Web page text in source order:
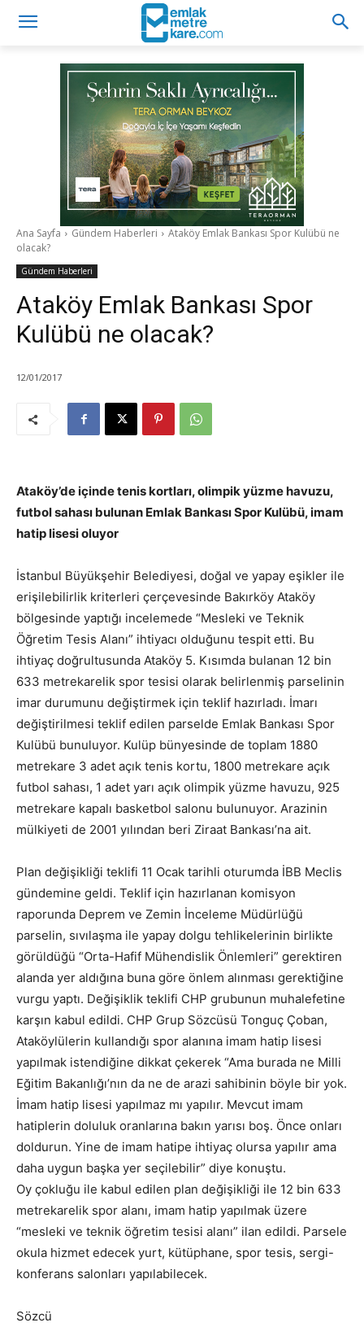
Ana Sayfa Gündem Haberleri
Ataköy Emlak Bankası Spor Kulübü ne
olacak?
Gündem Haberleri
Ataköy Emlak Bankası Spor
Kulübü ne olacak?
12/01/2017
Ataköy’de içinde tenis kortları, olimpik yüzme havuzu,
futbol sahası bulunan Emlak Bankası Spor Kulübü, imam
hatip lisesi oluyor
İstanbul Büyükşehir Belediyesi, doğal ve yapay eşikler ile
erişilebilirlik kriterleri çerçevesinde Bakırköy Ataköy
bölgesinde yaptığı incelemede “Mesleki ve Teknik
Öğretim Tesis Alanı” ihtiyacı olduğunu tespit etti. Bu
ihtiyaç doğrultusunda Ataköy 5. Kısımda bulanan 12 bin
633 metrekarelik spor tesisi olarak belirlenmiş parselinin
imar durumunu değiştirmek için teklif hazırladı. İmarı
değiştirilmesi teklif edilen parselde Emlak Bankası Spor
Kulübü bunuluyor. Kulüp bünyesinde de toplam 1880
metrekare 3 adet açık tenis kortu, 1800 metrekare açık
futbol sahası, 1 adet yarı açık olimpik yüzme havuzu, 925
metrekare kapalı basketbol salonu bulunuyor. Arazinin
mülkiyeti de 2001 yılından beri Ziraat Bankası’na ait.
Plan değişikliği teklifi 11 Ocak tarihli oturumda İBB Meclis
gündemine geldi. Teklif için hazırlanan komisyon
raporunda Deprem ve Zemin İnceleme Müdürlüğü
parselin, sıvılaşma ile yapay dolgu tehlikelerinin birlikte
görüldüğü “Orta-Hafif Mühendislik Önlemleri” gerektiren
alanda yer aldığına buna göre önlem alınması gerektiğine
vurgu yaptı. Değişiklik teklifi CHP grubunun muhalefetine
karşın kabul edildi. CHP Grup Sözcüsü Tonguç Çoban,
Ataköylülerin kullandığı spor alanına imam hatip lisesi
yapılmak istendiğine dikkat çekerek “Ama burada ne Milli
Eğitim Bakanlığı’nın da ne de arazi sahibinin böyle bir yok.
İmam hatip lisesi yapılmaz mı yapılır. Mevcut imam
hatiplerin doluluk oranlarına bakın yarısı boş. Önce onları
doldurun. Yine de imam hatipe ihtiyaç olursa yapılır ama
daha uygun başka yer seçilebilir” diye konuştu.
Oy çokluğu ile kabul edilen plan değişikliği ile 12 bin 633
metrekarelik spor alanı, imam hatip yapılmak üzere
“mesleki ve teknik öğretim tesisi alanı” ilan edildi. Parsele
okula hizmet edecek yurt, kütüphane, spor tesis, sergi-
konferans salonları yapılabilecek.
Sözcü